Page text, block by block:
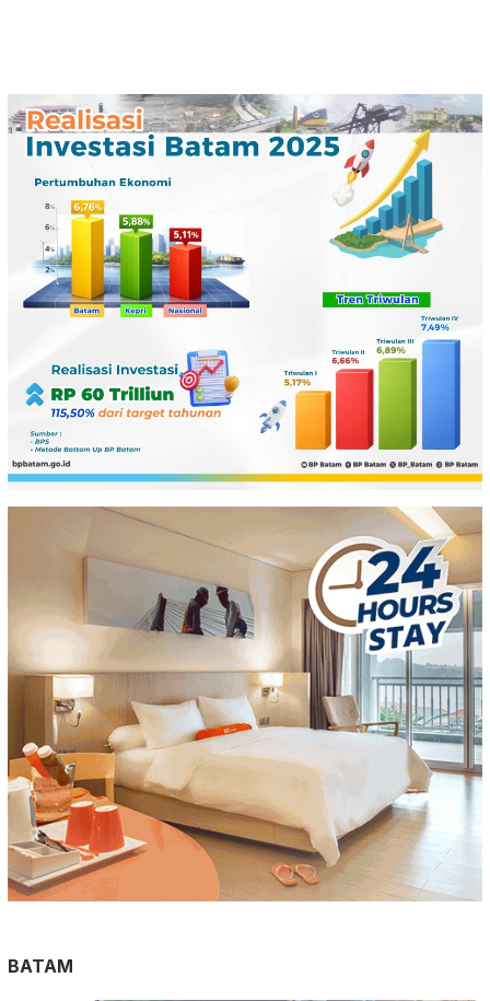
BATAM